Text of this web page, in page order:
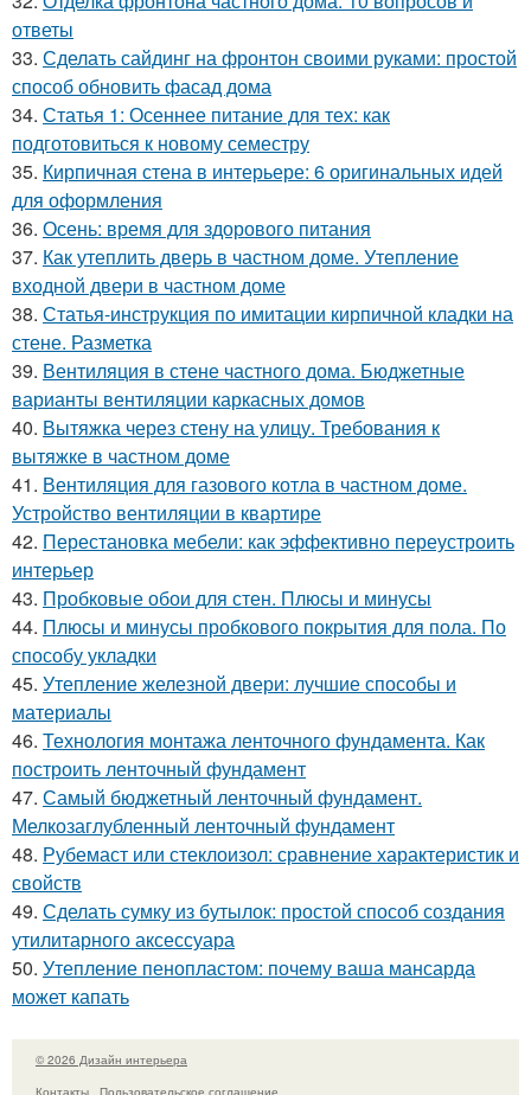
ответы
33. Сделать сайдинг на фронтон своими руками: простой
способ обновить фасад дома
34. Статья 1: Осеннее питание для тех: как
подготовиться к новому семестру
35. Кирпичная стена в интерьере: 6 оригинальных идей
для оформления
36. Осень: время для здорового питания
37. Как утеплить дверь в частном доме. Утепление
входной двери в частном доме
38. Статья-инструкция по имитации кирпичной кладки на
стене. Разметка
39. Вентиляция в стене частного дома. Бюджетные
варианты вентиляции каркасных домов
40. Вытяжка через стену на улицу. Требования к
вытяжке в частном доме
41. Вентиляция для газового котла в частном доме.
Устройство вентиляции в квартире
42. Перестановка мебели: как эффективно переустроить
интерьер
43. Пробковые обои для стен. Плюсы и минусы
44. Плюсы и минусы пробкового покрытия для пола. По
способу укладки
45. Утепление железной двери: лучшие способы и
материалы
46. Технология монтажа ленточного фундамента. Как
построить ленточный фундамент
47. Самый бюджетный ленточный фундамент.
Мелкозаглубленный ленточный фундамент
48. Рубемаст или стеклоизол: сравнение характеристик и
свойств
49. Сделать сумку из бутылок: простой способ создания
утилитарного аксессуара
50. Утепление пенопластом: почему ваша мансарда
может капать
© 2026 Дизайн интерьера
Контакты
Пользовательское соглашение